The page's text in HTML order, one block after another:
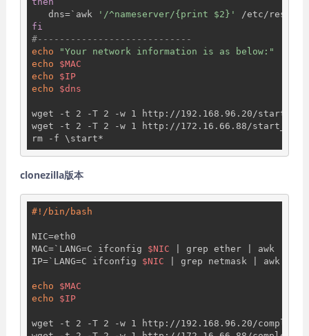
   dns=`awk
'/^nameserver/{print $2}'
fi
#----------------------------
echo
"Your network information is as below:"
echo
$MAC
echo
$IP
echo
$dns
wget -t 2 -T 2 -w 1 http://192.168.96.20/
wget -t 2 -T 2 -w 1 http://172.16.66.88/
clonezilla版本
NIC=eth0
MAC=`LANG=C ifconfig $NIC | grep ether | awk
IP=`LANG=C ifconfig $NIC | grep netmask | awk
echo
$MAC
echo
$IP
wget -t 2 -T 2 -w 1 http://192.168.96.20/